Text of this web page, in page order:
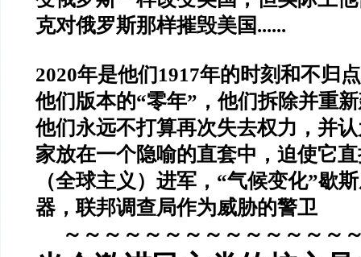
克对俄罗斯那样摧毁美国......
2020年是他们1917年的时刻和不归
他们版本的“零年” ，他们拆除并重
他们永远不打算再次失去权力，并
家放在一个隐喻的直套中，迫使它
（全球主义）进军， “气候变化”歇
器，联邦调查局作为威胁的警卫
～～～～～～～～～～～～～～